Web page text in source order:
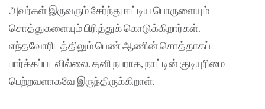
அவர்கள் இருவரும் சேர்ந்து ஈட்டிய பொருளையும்
சொத்துகளையும் பிரித்துக் கொடுக்கிறார்கள்.
எந்தவோரிடத்திலும் பெண் ஆணின் சொத்தாகப்
பார்க்கப்படவில்லை. தனி நபராக, நாட்டின் குடியுரிமை
பெற்றவளாகவே இருந்திருக்கிறாள்.